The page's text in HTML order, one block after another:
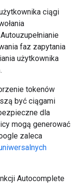
ciągi
faz zapytania
użytkownika
tokenów
być ciągami
dla
mogą generować
zaleca
Autocomplete